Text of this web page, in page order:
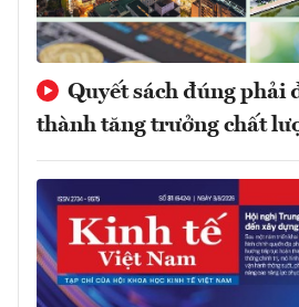
Quyết sách đúng phải
thành tăng trưởng chất